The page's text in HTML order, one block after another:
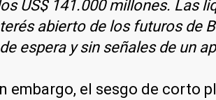
US$ 141.000 millones. Las
abierto de los futuros
espera y sin señales de un
embargo, el sesgo de corto